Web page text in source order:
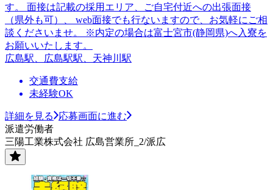
す。 面接は記載の採用エリア、ご自宅付近への出張面接
（県外も可）、 web面接でも行ないますので、お気軽にご相
談くださいませ。 ※内定の場合は富士宮市(静岡県)へ入寮を
お願いいたします。
広島駅、広島駅駅、天神川駅
交通費支給
未経験OK
詳細を見る
応募画面に進む
派遣労働者
三陽工業株式会社 広島営業所_2/派広